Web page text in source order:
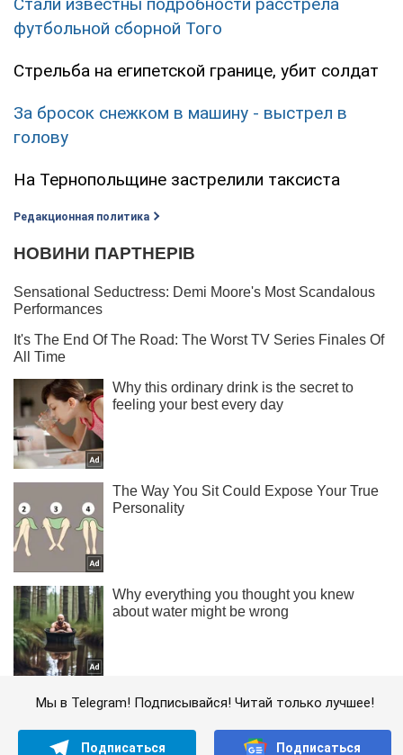
футбольной сборной Того
Стрельба на египетской границе, убит солдат
За бросок снежком в машину - выстрел в
голову
На Тернопольщине застрелили таксиста
Редакционная политика
Мы в Telegram! Подписывайся! Читай только лучшее!
Подписаться Подписаться